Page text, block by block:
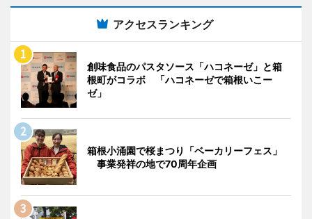
アクセスランキング
創味食品のパスタソース「ハコネーゼ」と箱
根町がコラボ 「ハコネーゼで箱根いこー
ゼ」
箱根小涌園で桜まつり「ベーカリーフェス」
事業発祥の地で70周年企画